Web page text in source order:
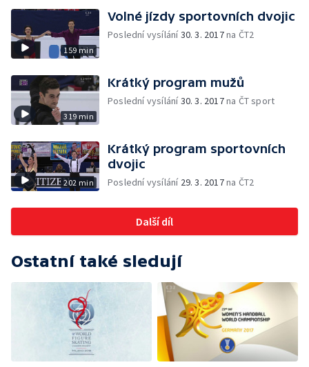
159 min
Volné jízdy sportovních dvojic
Poslední vysílání30. 3. 2017na ČT2
319 min
Krátký program mužů
Poslední vysílání30. 3. 2017na ČT sport
202 min
Krátký program sportovních
dvojic
Poslední vysílání 29. 3. 2017na ČT2
Další díl
Ostatní také sledují